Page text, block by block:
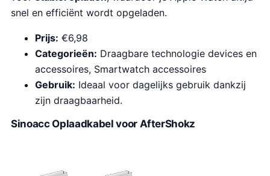
snel en efficiënt wordt opgeladen.
Prijs: €6,98
Categorieën: Draagbare technologie devices en
accessoires, Smartwatch accessoires
Gebruik: Ideaal voor dagelijks gebruik dankzij
zijn draagbaarheid.
Sinoacc Oplaadkabel voor AfterShokz